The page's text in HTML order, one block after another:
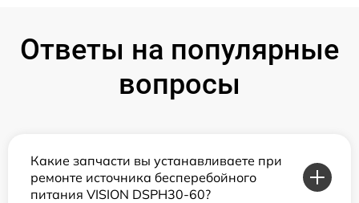
Ответы на популярные
вопросы
Какие запчасти вы устанавливаете при
ремонте источника бесперебойного
питания VISION DSPH30-60?